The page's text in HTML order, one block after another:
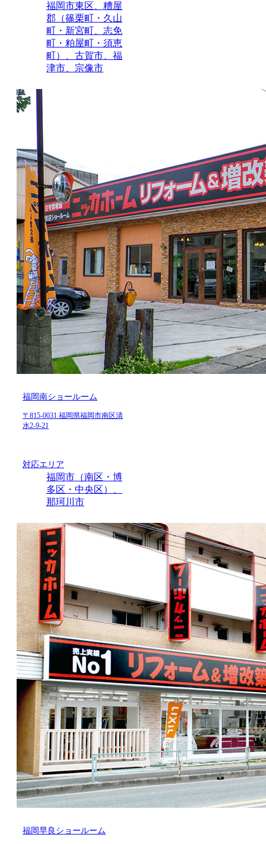
福岡市東区、糟屋
郡（篠栗町・久山
町・新宮町、志免
町・粕屋町・須恵
町）、古賀市、福
津市、宗像市
福岡南ショールーム
〒815-0031 福岡県福岡市南区清
水2-9-21
対応エリア
福岡市（南区・博
多区・中央区）、
那珂川市
福岡早良ショールーム